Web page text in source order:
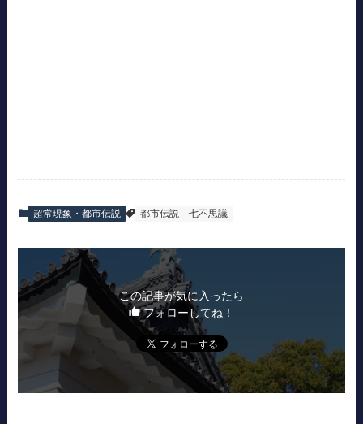
超常現象・都市伝説 都市伝説 七不思議
この記事が気に入ったら
フォローしてね！